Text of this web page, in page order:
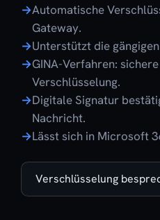
Automatische
Gateway.
Unterstützt die
GINA-Verfahren:
Verschlüsselung.
Digitale Signatur
Nachricht.
Lässt sich in Microsoft
Verschlüsselung